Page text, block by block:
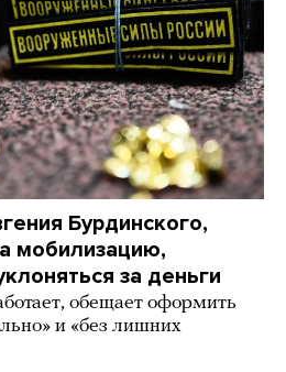
Бурдинского,
мобилизацию,
за деньги
обещает оформить
и «без лишних